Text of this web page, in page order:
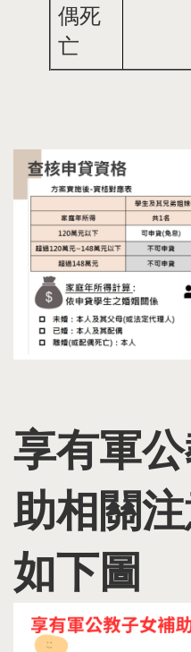
偶死
亡
享有軍
助相關注
如下圖